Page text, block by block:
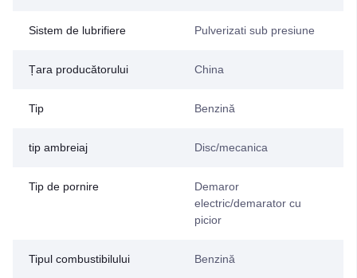
Sistem de lubrifiere Pulverizati sub presiune
Țara producătorului China
Tip Benzină
tip ambreiaj Disc/mecanica
Tip de pornire
Demaror
electric/demarator cu
picior
Tipul combustibilului Benzină